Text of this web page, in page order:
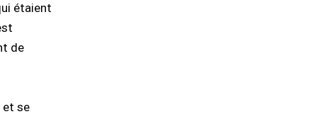
étaient
de
et se